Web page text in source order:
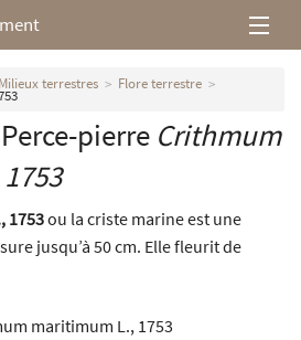
Milieux terrestres Flore terrestre
pierre Crithmum
1753ou la criste marine est une
jusqu’à 50 cm. Elle fleurit de